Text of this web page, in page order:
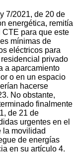
7/2021, de 20 de
energética, remitía
para que este
mínimas de
eléctricos para
privado
a aparcamiento
o en un espacio
hacerse
No obstante,
finalmente
de 21 de
urgentes en el
la movilidad
de energías
en su artículo 4.